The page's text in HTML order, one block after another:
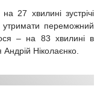
27 хвилині зустрічі
утримати переможний
– на 83 хвилині в
Ніколаєнко.